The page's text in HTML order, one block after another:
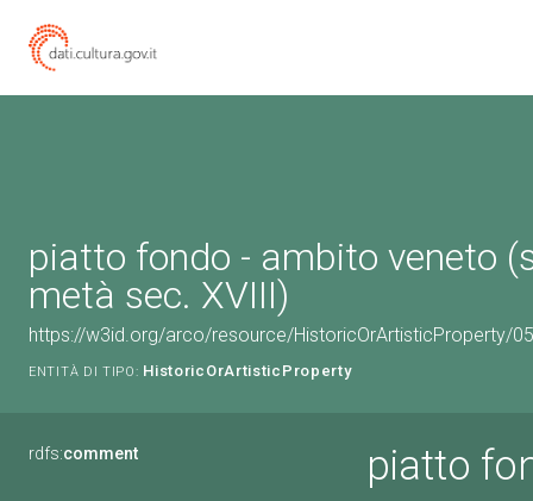
piatto fondo - ambito veneto
metà sec. XVIII)
https://w3id.org/arco/resource/HistoricOrArtisticProperty/
ENTITÀ DI TIPO: HistoricOrArtisticProperty
rdfs:comment piatto